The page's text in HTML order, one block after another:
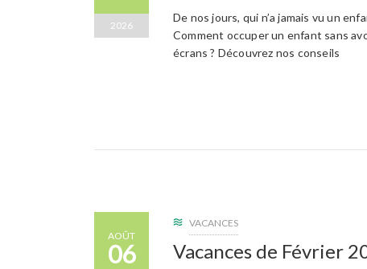
2026
De nos jours, qui n’a jamais vu un
Comment occuper un enfant sans
écrans ? Découvrez nos conseils
AOÛT
06
VACANCES
Vacances de Février